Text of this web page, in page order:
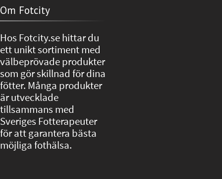
Om Fotcity
Hos Fotcity.se hittar du
ett unikt sortiment med
välbeprövade produkter
som gör skillnad för dina
fötter. Många produkter
är utvecklade
tillsammans med
Sveriges Fotterapeuter
för att garantera bästa
möjliga fothälsa.